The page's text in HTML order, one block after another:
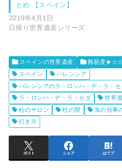
とめ 【スペイン】
2019年4月1日
日帰り世界遺産シリーズ
スペインの世界遺産
難易度
スペイン
バレンシア
バレンシアのラ・ロンハ・デ・ラ・セ
ラ・ロンハ・デ・ラ・セダ
世界
柱のサロン
柱の間 海の領事
行き方
ポスト シェア はてブ